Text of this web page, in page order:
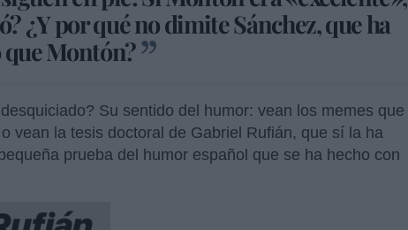
¿Y por qué no dimite Sánchez, que ha
Montón?
Su sentido del humor: vean los memes que
vean la tesis doctoral de Gabriel Rufián, que sí la ha
prueba del humor español que se ha hecho con